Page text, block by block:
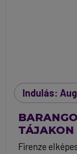
Indulás:
TÁJAKON
Firenze